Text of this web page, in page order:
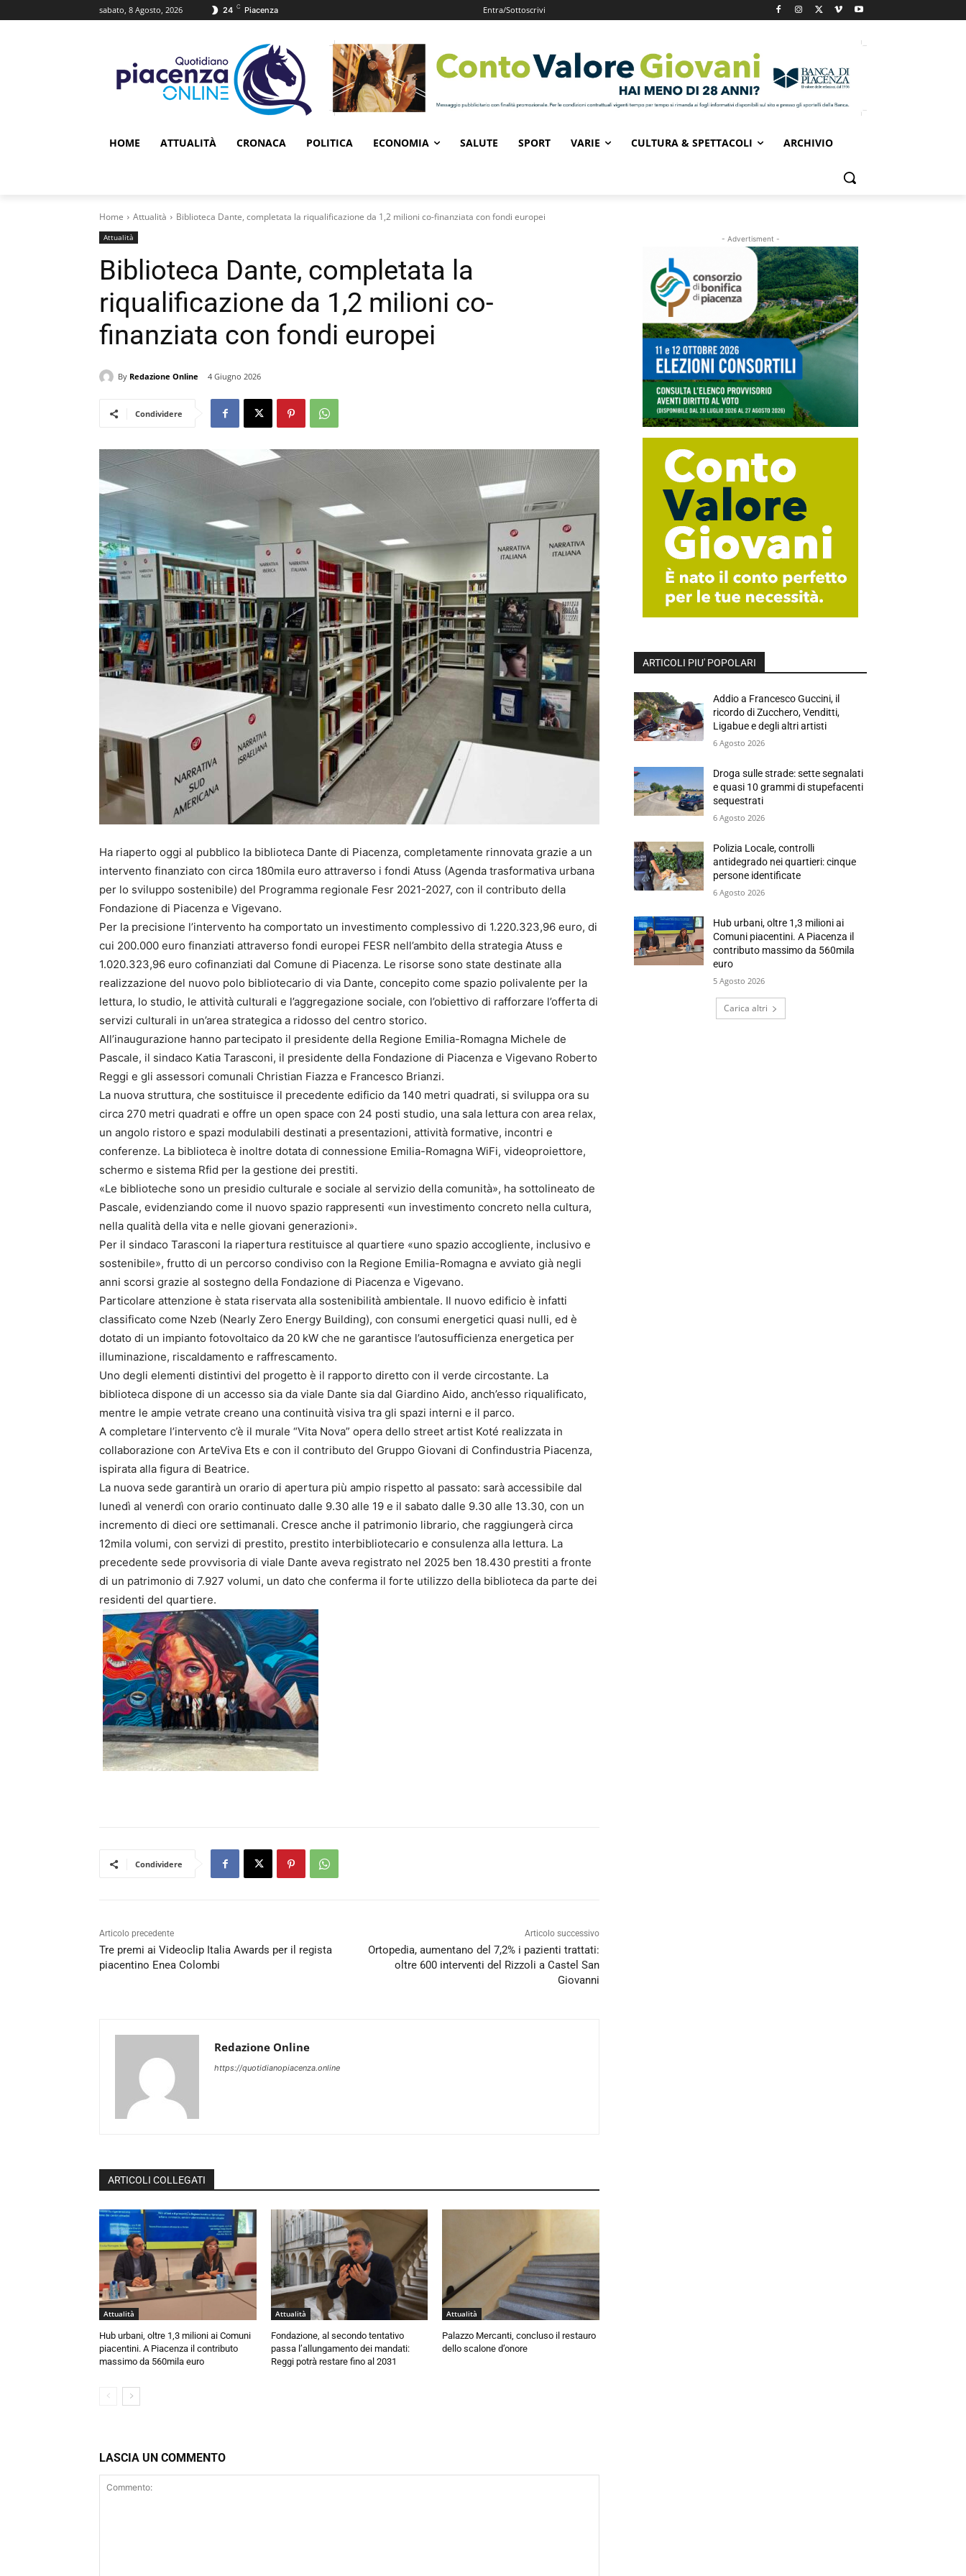
sabato, 8 Agosto, 2026 24 C Piacenza Entra/Sottoscrivi
HOME ATTUALITÀ CRONACA POLITICA ECONOMIA SALUTE SPORT VARIE CULTURA & SPETTACOLI ARCHIVIO
Home Attualità Biblioteca Dante, completata la riqualificazione da 1,2 milioni co-finanziata con fondi europei
Attualità
Biblioteca Dante, completata la
riqualificazione da 1,2 milioni co-
finanziata con fondi europei
By Redazione Online 4 Giugno 2026
Condividere
Ha riaperto oggi al pubblico la biblioteca Dante di Piacenza, completamente rinnovata grazie a un
intervento finanziato con circa 180mila euro attraverso i fondi Atuss (Agenda trasformativa urbana
per lo sviluppo sostenibile) del Programma regionale Fesr 2021-2027, con il contributo della
Fondazione di Piacenza e Vigevano.
Per la precisione l’intervento ha comportato un investimento complessivo di 1.220.323,96 euro, di
cui 200.000 euro finanziati attraverso fondi europei FESR nell’ambito della strategia Atuss e
1.020.323,96 euro cofinanziati dal Comune di Piacenza. Le risorse sono state destinate alla
realizzazione del nuovo polo bibliotecario di via Dante, concepito come spazio polivalente per la
lettura, lo studio, le attività culturali e l’aggregazione sociale, con l’obiettivo di rafforzare l’offerta di
servizi culturali in un’area strategica a ridosso del centro storico.
All’inaugurazione hanno partecipato il presidente della Regione Emilia-Romagna Michele de
Pascale, il sindaco Katia Tarasconi, il presidente della Fondazione di Piacenza e Vigevano Roberto
Reggi e gli assessori comunali Christian Fiazza e Francesco Brianzi.
La nuova struttura, che sostituisce il precedente edificio da 140 metri quadrati, si sviluppa ora su
circa 270 metri quadrati e offre un open space con 24 posti studio, una sala lettura con area relax,
un angolo ristoro e spazi modulabili destinati a presentazioni, attività formative, incontri e
conferenze. La biblioteca è inoltre dotata di connessione Emilia-Romagna WiFi, videoproiettore,
schermo e sistema Rfid per la gestione dei prestiti.
«Le biblioteche sono un presidio culturale e sociale al servizio della comunità», ha sottolineato de
Pascale, evidenziando come il nuovo spazio rappresenti «un investimento concreto nella cultura,
nella qualità della vita e nelle giovani generazioni».
Per il sindaco Tarasconi la riapertura restituisce al quartiere «uno spazio accogliente, inclusivo e
sostenibile», frutto di un percorso condiviso con la Regione Emilia-Romagna e avviato già negli
anni scorsi grazie al sostegno della Fondazione di Piacenza e Vigevano.
Particolare attenzione è stata riservata alla sostenibilità ambientale. Il nuovo edificio è infatti
classificato come Nzeb (Nearly Zero Energy Building), con consumi energetici quasi nulli, ed è
dotato di un impianto fotovoltaico da 20 kW che ne garantisce l’autosufficienza energetica per
illuminazione, riscaldamento e raffrescamento.
Uno degli elementi distintivi del progetto è il rapporto diretto con il verde circostante. La
biblioteca dispone di un accesso sia da viale Dante sia dal Giardino Aido, anch’esso riqualificato,
mentre le ampie vetrate creano una continuità visiva tra gli spazi interni e il parco.
A completare l’intervento c’è il murale “Vita Nova” opera dello street artist Koté realizzata in
collaborazione con ArteViva Ets e con il contributo del Gruppo Giovani di Confindustria Piacenza,
ispirata alla figura di Beatrice.
La nuova sede garantirà un orario di apertura più ampio rispetto al passato: sarà accessibile dal
lunedì al venerdì con orario continuato dalle 9.30 alle 19 e il sabato dalle 9.30 alle 13.30, con un
incremento di dieci ore settimanali. Cresce anche il patrimonio librario, che raggiungerà circa
12mila volumi, con servizi di prestito, prestito interbibliotecario e consulenza alla lettura. La
precedente sede provvisoria di viale Dante aveva registrato nel 2025 ben 18.430 prestiti a fronte
di un patrimonio di 7.927 volumi, un dato che conferma il forte utilizzo della biblioteca da parte dei
residenti del quartiere.
Condividere
Articolo precedente
Tre premi ai Videoclip Italia Awards per il regista
piacentino Enea Colombi
Articolo successivo
Ortopedia, aumentano del 7,2% i pazienti trattati:
oltre 600 interventi del Rizzoli a Castel San
Giovanni
Redazione Online
https://quotidianopiacenza.online
ARTICOLI COLLEGATI
Attualità
Hub urbani, oltre 1,3 milioni ai Comuni
piacentini. A Piacenza il contributo
massimo da 560mila euro
Attualità
Fondazione, al secondo tentativo
passa l’allungamento dei mandati:
Reggi potrà restare fino al 2031
Attualità
Palazzo Mercanti, concluso il restauro
dello scalone d’onore
LASCIA UN COMMENTO
- Advertisment -
ARTICOLI PIU' POPOLARI
Addio a Francesco Guccini, il
ricordo di Zucchero, Venditti,
Ligabue e degli altri artisti
6 Agosto 2026
Droga sulle strade: sette segnalati
e quasi 10 grammi di stupefacenti
sequestrati
6 Agosto 2026
Polizia Locale, controlli
antidegrado nei quartieri: cinque
persone identificate
6 Agosto 2026
Hub urbani, oltre 1,3 milioni ai
Comuni piacentini. A Piacenza il
contributo massimo da 560mila
euro
5 Agosto 2026
Carica altri